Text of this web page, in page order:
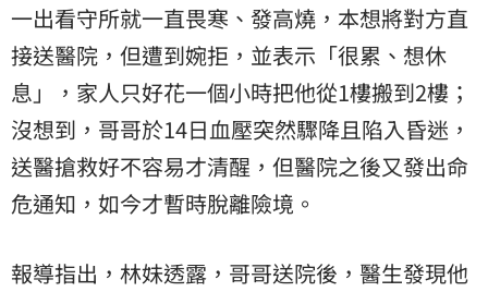
一出看守所就一直畏寒、發高燒，本想將對方直
接送醫院，但遭到婉拒，並表示「很累、想休
息」，家人只好花一個小時把他從1樓搬到2樓；
沒想到，哥哥於14日血壓突然驟降且陷入昏迷，
送醫搶救好不容易才清醒，但醫院之後又發出命
危通知，如今才暫時脫離險境。
報導指出，林妹透露，哥哥送院後，醫生發現他